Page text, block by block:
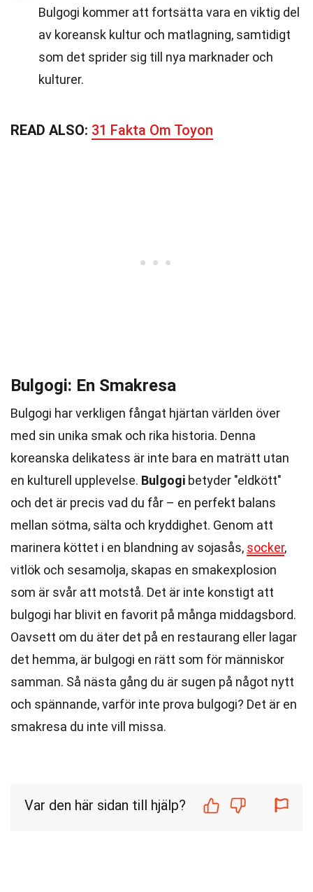
Bulgogi kommer att fortsätta vara en viktig del
av koreansk kultur och matlagning, samtidigt
som det sprider sig till nya marknader och
kulturer.
READ ALSO: 31 Fakta Om Toyon
Bulgogi: En Smakresa
Bulgogi har verkligen fångat hjärtan världen över
med sin unika smak och rika historia. Denna
koreanska delikatess är inte bara en maträtt utan
en kulturell upplevelse. Bulgogi betyder "eldkött"
och det är precis vad du får – en perfekt balans
mellan sötma, sälta och kryddighet. Genom att
marinera köttet i en blandning av sojasås, socker,
vitlök och sesamolja, skapas en smakexplosion
som är svår att motstå. Det är inte konstigt att
bulgogi har blivit en favorit på många middagsbord.
Oavsett om du äter det på en restaurang eller lagar
det hemma, är bulgogi en rätt som för människor
samman. Så nästa gång du är sugen på något nytt
och spännande, varför inte prova bulgogi? Det är en
smakresa du inte vill missa.
Var den här sidan till hjälp?